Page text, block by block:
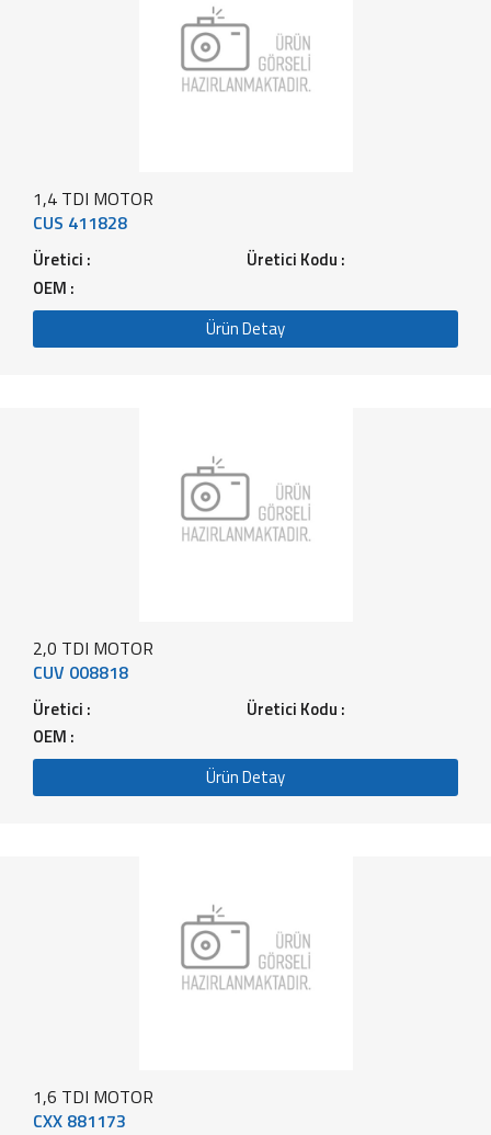
1,4 TDI MOTOR
CUS 411828
Üretici :
Üretici Kodu :
OEM :
Ürün Detay
2,0 TDI MOTOR
CUV 008818
Üretici :
Üretici Kodu :
OEM :
Ürün Detay
1,6 TDI MOTOR
CXX 881173